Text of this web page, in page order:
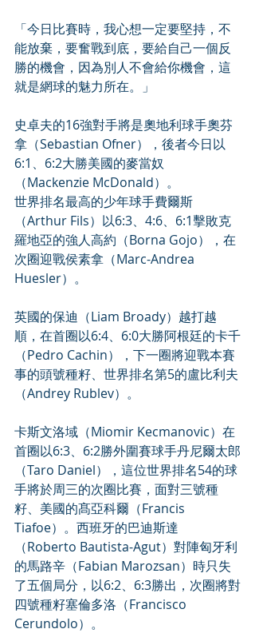
「今日比賽時，我心想一定要堅持，不
能放棄，要奮戰到底，要給自己一個反
勝的機會，因為別人不會給你機會，這
就是網球的魅力所在。」
史卓夫的16強對手將是奧地利球手奧芬
拿（Sebastian Ofner），後者今日以
6:1、6:2大勝美國的麥當奴
（Mackenzie McDonald）。
世界排名最高的少年球手費爾斯
（Arthur Fils）以6:3、4:6、6:1擊敗克
羅地亞的強人高約（Borna Gojo），在
次圈迎戰侯素拿（Marc-Andrea
Huesler）。
英國的保迪（Liam Broady）越打越
順，在首圈以6:4、6:0大勝阿根廷的卡千
（Pedro Cachin），下一圈將迎戰本賽
事的頭號種籽、世界排名第5的盧比利夫
（Andrey Rublev）。
卡斯文洛域（Miomir Kecmanovic）在
首圈以6:3、6:2勝外圍賽球手丹尼爾太郎
（Taro Daniel），這位世界排名54的球
手將於周三的次圈比賽，面對三號種
籽、美國的髙亞科爾（Francis
Tiafoe）。西班牙的巴迪斯達
（Roberto Bautista-Agut）對陣匈牙利
的馬路辛（Fabian Marozsan）時只失
了五個局分，以6:2、6:3勝出，次圈將對
四號種籽塞倫多洛（Francisco
Cerundolo）。